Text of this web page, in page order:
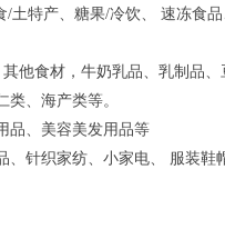
特产、糖果/冷饮、 速冻食
他食材，牛奶乳品、乳制品
、海产类等。
品、美容美发用品等
针织家纺、小家电、 服装